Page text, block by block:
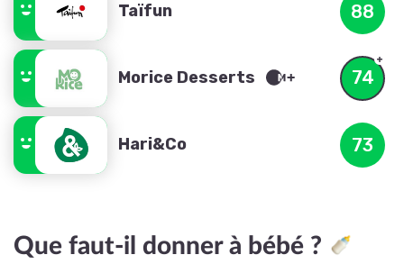
Taïfun 88
Morice Desserts 74
Hari&Co 73
Que faut-il donner à bébé ?